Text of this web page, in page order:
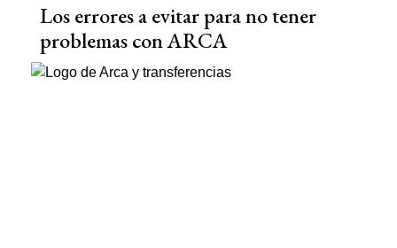
Los errores a evitar para no tener
problemas con ARCA